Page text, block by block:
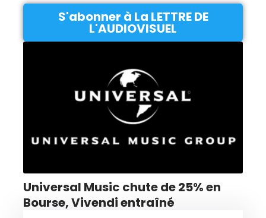
S'abonner à La LETTRE DE
L'AUDIOVISUEL
Universal Music chute de 25% en
Bourse, Vivendi entraîné